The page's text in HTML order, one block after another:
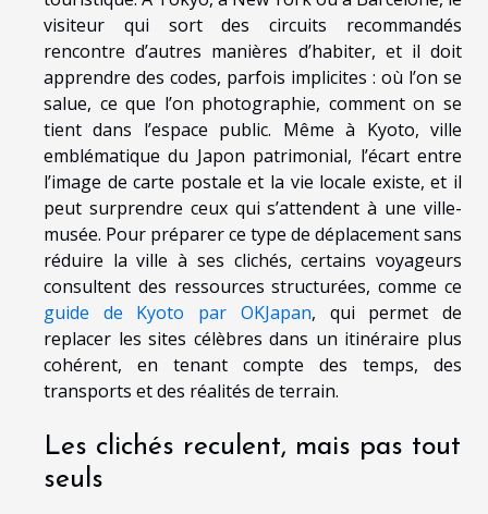
visiteur qui sort des circuits recommandés
rencontre d’autres manières d’habiter, et il doit
apprendre des codes, parfois implicites : où l’on se
salue, ce que l’on photographie, comment on se
tient dans l’espace public. Même à Kyoto, ville
emblématique du Japon patrimonial, l’écart entre
l’image de carte postale et la vie locale existe, et il
peut surprendre ceux qui s’attendent à une ville-
musée. Pour préparer ce type de déplacement sans
réduire la ville à ses clichés, certains voyageurs
consultent des ressources structurées, comme ce
guide de Kyoto par OKJapan, qui permet de
replacer les sites célèbres dans un itinéraire plus
cohérent, en tenant compte des temps, des
transports et des réalités de terrain.
Les clichés reculent, mais pas tout
seuls